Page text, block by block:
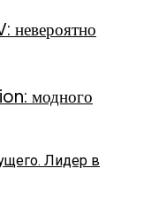
невероятно
модного
Лидер в